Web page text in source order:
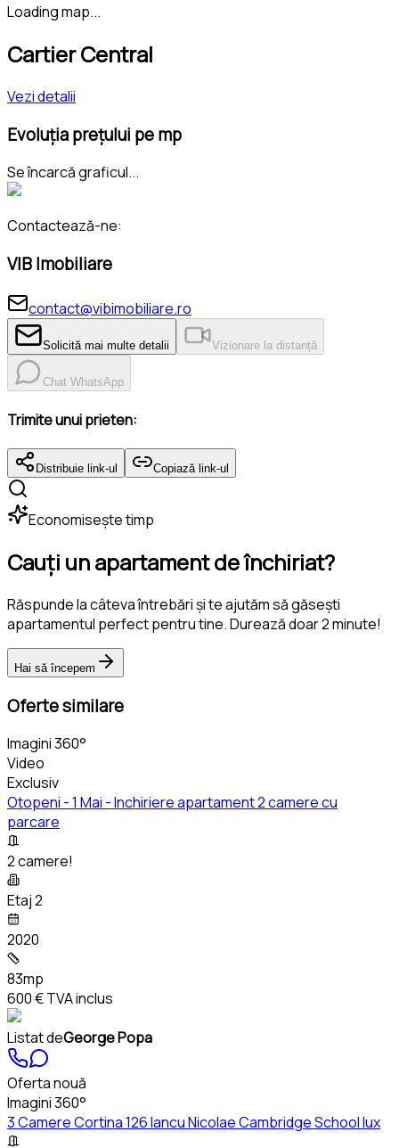
Loading map...
Cartier Central
Vezi detalii
Evoluția prețului pe mp
Se încarcă graficul...
Contactează-ne:
VIB Imobiliare
contact@vibimobiliare.ro
Solicită mai multe detalii Vizionare la distanță
Chat WhatsApp
Trimite unui prieten:
Distribuie link-ul Copiază link-ul
Economisește timp
Cauți un apartament de închiriat?
Răspunde la câteva întrebări și te ajutăm să găsești
apartamentul perfect pentru tine. Durează doar 2 minute!
Hai să începem
Oferte similare
Imagini 360°
Video
Exclusiv
Otopeni - 1 Mai - Inchiriere apartament 2 camere cu
parcare
2 camere!
Etaj 2
2020
83mp
600 €TVA inclus
Listat deGeorge Popa
Oferta nouă
Imagini 360°
3 Camere Cortina 126 Iancu Nicolae Cambridge School lux